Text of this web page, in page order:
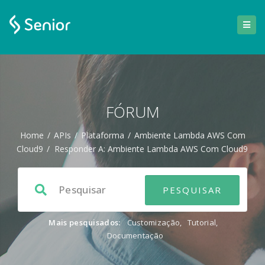
FÓRUM
Home / APIs / Plataforma / Ambiente Lambda AWS Com
Cloud9 / Responder A: Ambiente Lambda AWS Com Cloud9
Mais pesquisados: Customização, Tutorial,
Documentação